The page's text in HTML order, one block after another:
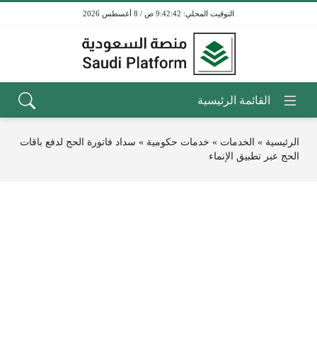
9:42:42 ص / 8 أغسطس 2026
الرئيسية » الخدمات » خدمات حكومية » سداد فاتورة الحج لدفع باقات
الحج عبر تطبيق الإنماء